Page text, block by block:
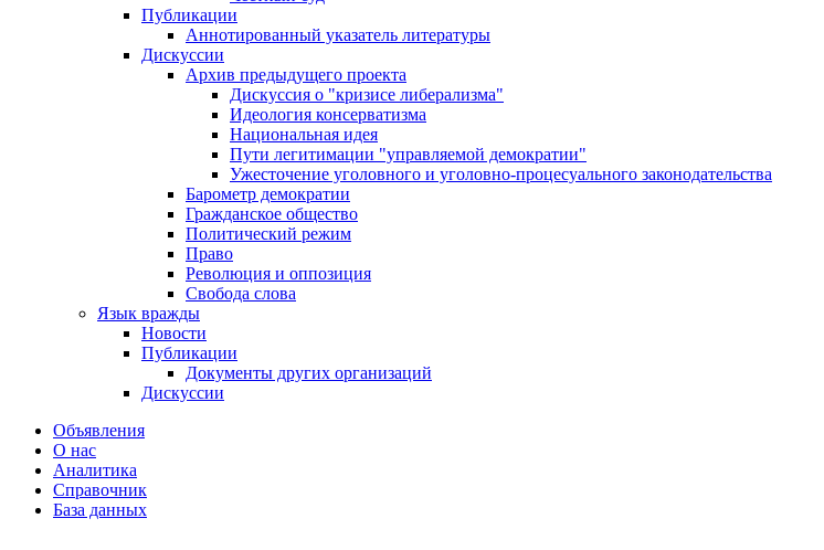
Публикации
Аннотированный указатель литературы
Дискуссии
Архив предыдущего проекта
Дискуссия о "кризисе либерализма"
Идеология консерватизма
Национальная идея
Пути легитимации "управляемой демократии"
Ужесточение уголовного и уголовно-процесуального законодательства
Барометр демократии
Гражданское общество
Политический режим
Право
Революция и оппозиция
Свобода слова
Язык вражды
Новости
Публикации
Документы других организаций
Дискуссии
Объявления
О нас
Аналитика
Справочник
База данных